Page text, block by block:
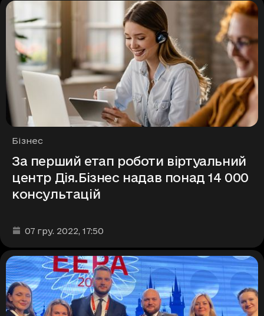
Рубрики
Бізнес
За перший етап роботи віртуальний
центр Дія.Бізнес надав понад 14 000
консультацій
Дата та час публікації
07 гру. 2022, 17:50